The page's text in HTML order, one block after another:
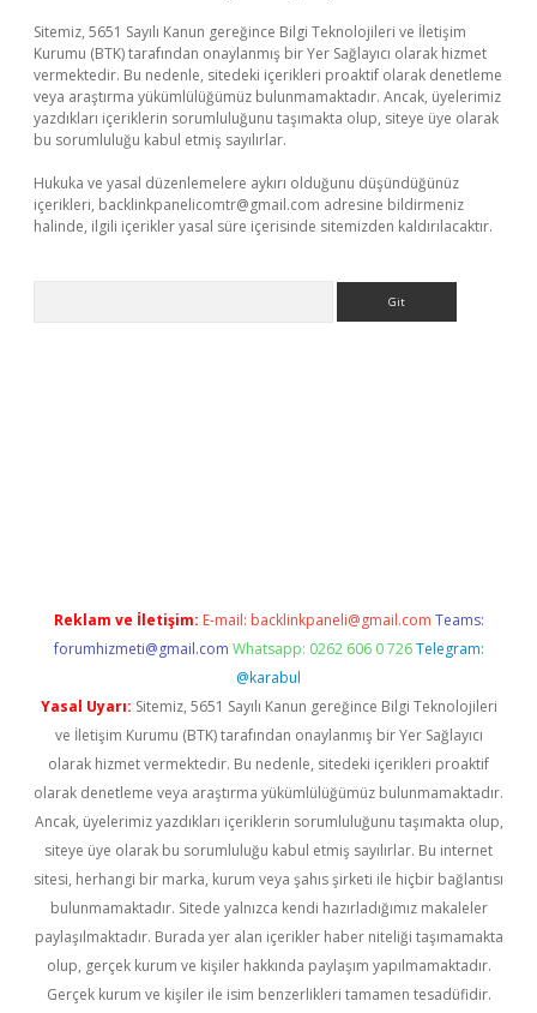
Sitemiz, 5651 Sayılı Kanun gereğince Bilgi Teknolojileri ve İletişim
Kurumu (BTK) tarafından onaylanmış bir Yer Sağlayıcı olarak hizmet
vermektedir. Bu nedenle, sitedeki içerikleri proaktif olarak denetleme
veya araştırma yükümlülüğümüz bulunmamaktadır. Ancak, üyelerimiz
yazdıkları içeriklerin sorumluluğunu taşımakta olup, siteye üye olarak
bu sorumluluğu kabul etmiş sayılırlar.
Hukuka ve yasal düzenlemelere aykırı olduğunu düşündüğünüz
içerikleri, backlinkpanelicomtr@gmail.com adresine bildirmeniz
halinde, ilgili içerikler yasal süre içerisinde sitemizden kaldırılacaktır.
Reklam ve İletişim: E-mail: backlinkpaneli@gmail.com Teams:
forumhizmeti@gmail.com Whatsapp: 0262 606 0 726 Telegram:
@karabul
Yasal Uyarı: Sitemiz, 5651 Sayılı Kanun gereğince Bilgi Teknolojileri
ve İletişim Kurumu (BTK) tarafından onaylanmış bir Yer Sağlayıcı
olarak hizmet vermektedir. Bu nedenle, sitedeki içerikleri proaktif
olarak denetleme veya araştırma yükümlülüğümüz bulunmamaktadır.
Ancak, üyelerimiz yazdıkları içeriklerin sorumluluğunu taşımakta olup,
siteye üye olarak bu sorumluluğu kabul etmiş sayılırlar. Bu internet
sitesi, herhangi bir marka, kurum veya şahıs şirketi ile hiçbir bağlantısı
bulunmamaktadır. Sitede yalnızca kendi hazırladığımız makaleler
paylaşılmaktadır. Burada yer alan içerikler haber niteliği taşımamakta
olup, gerçek kurum ve kişiler hakkında paylaşım yapılmamaktadır.
Gerçek kurum ve kişiler ile isim benzerlikleri tamamen tesadüfidir.